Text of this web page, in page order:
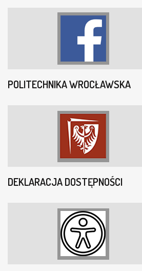
POLITECHNIKA WROCŁAWSKA
DEKLARACJA DOSTĘPNOŚCI